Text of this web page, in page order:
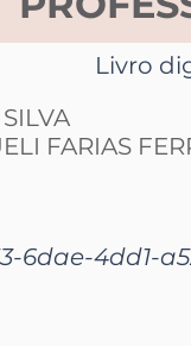
Livro
FARIAS
6dae-4dd1-